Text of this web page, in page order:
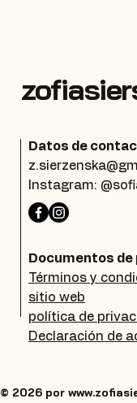
Datos de
Instagram:
Documentos de
Términos y
sitio web
política de
Declaración de
© 2026 por